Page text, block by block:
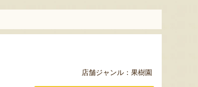
店舗ジャンル： 果樹園